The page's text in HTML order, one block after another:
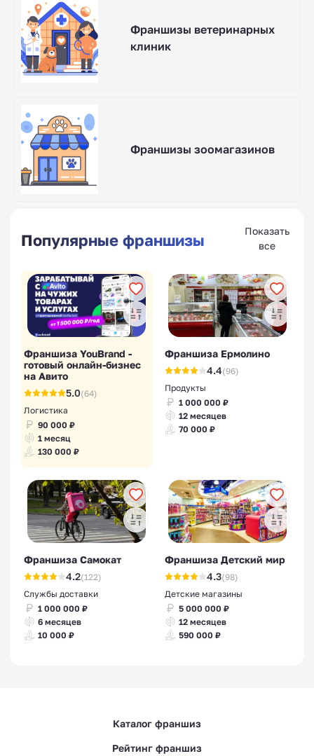
Франшизы ветеринарных
клиник
Франшизы зоомагазинов
Популярные франшизы
Показать
все
Франшиза YouBrand -
готовый онлайн-бизнес
на Авито
5.0(64)
Логистика
90 000 ₽
1 месяц
130 000 ₽
Франшиза Ермолино
4.4(96)
Продукты
1 000 000 ₽
12 месяцев
70 000 ₽
Франшиза Самокат
4.2(122)
Службы доставки
1 000 000 ₽
6 месяцев
10 000 ₽
Франшиза Детский мир
4.3(98)
Детские магазины
5 000 000 ₽
12 месяцев
590 000 ₽
Каталог франшиз
Рейтинг франшиз